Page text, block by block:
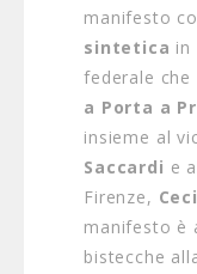
manifesto
sintetica in
federale
a Porta a
insieme al
Saccardi e
Firenze,
manifesto è
bistecche